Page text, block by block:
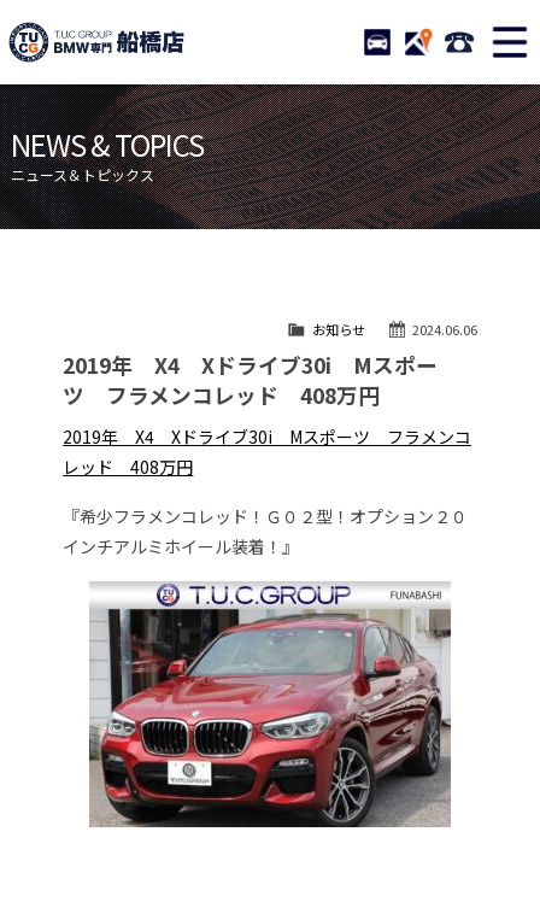
TUCグループ BMW専門 船
STOCK ACCESS 047-
ニュース
在庫リスト
目玉車両一覧
店舗紹介
保証＆サービス
アクセスマップ
自動車保険
TUCとは？
リクルート
納車blog
スタッフblog
会社概要
NEWS & TOPICS
ニュース＆トピックス
2024.06.06
お知らせ
2019年 X4 Xドライブ30i Mスポー
ツ フラメンコレッド 408万円
2019年 X4 Xドライブ30i Mスポーツ フラメンコ
レッド 408万円
『希少フラメンコレッド！Ｇ０２型！オプション２０
インチアルミホイール装着！』